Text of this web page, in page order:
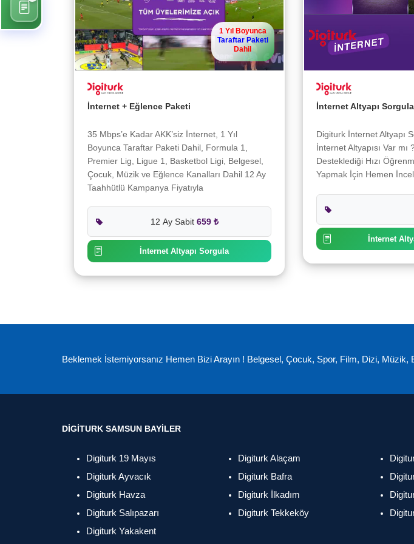
1 Yıl Boyunca
Taraftar Paketi
Dahil
İnternet + Eğlence Paketi
35 Mbps’e Kadar AKK’siz İnternet, 1 Yıl
Boyunca Taraftar Paketi Dahil, Formula 1,
Premier Lig, Ligue 1, Basketbol Ligi, Belgesel,
Çocuk, Müzik ve Eğlence Kanalları Dahil 12 Ay
Taahhütlü Kampanya Fiyatıyla
12 Ay Sabit 659 ₺
İnternet Altyapı Sorgula
İnternet Altyapı
Digiturk İnternet Altyapı
İnternet Altyapısı Var mı
Desteklediği Hızı
Yapmak İçin Hemen
İnternet
Beklemek İstemiyorsanız Hemen Bizi Arayın ! Belgesel, Çocuk, Spor, Film, Dizi,
DIGITURK SAMSUN BAYILER
Digiturk 19 Mayıs Digiturk Alaçam
Digiturk Ayvacık
Digiturk Bafra
Digiturk Havza
Digiturk İlkadım
Digiturk Salıpazarı
Digiturk Tekkeköy
Digiturk Yakakent